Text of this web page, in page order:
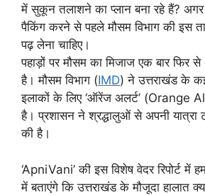
में सुकून तलाशने का प्लान बना रहे हैं?
पैकिंग करने से पहले मौसम विभाग की इस
पढ़ लेना चाहिए।
पहाड़ों पर मौसम का मिजाज एक बार फिर
है। मौसम विभाग (IMD) ने उत्तराखंड के
इलाकों के लिए ‘ऑरेंज अलर्ट’ (Orange
है। प्रशासन ने श्रद्धालुओं से अपनी
की है।
‘ApniVani’ की इस विशेष वेदर रिपोर्ट में
में बताएंगे कि उत्तराखंड के मौजूदा हालात